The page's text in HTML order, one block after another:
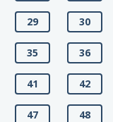
29 30
35 36
41 42
47 48